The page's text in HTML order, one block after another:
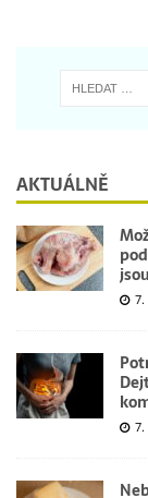
AKTUÁLNĚ
7.
7.